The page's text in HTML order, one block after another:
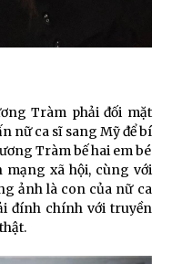
Tràm phải đối mặt
nữ ca sĩ sang Mỹ để bí
Tràm bế hai em bé
xã hội, cùng với
ảnh là con của nữ ca
đính chính với truyền